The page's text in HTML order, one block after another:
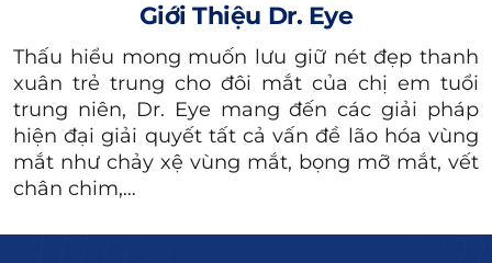
nhãn cầu, teo nhãn cầu, lác mắt,…
Lão hóa da:Quá trình lão hóa tự nhiên khiến
da ở vùng mi mắt trên nhăn nheo, chảy xệ,
xuất hiện nếp nhăn ,vết chân chim ở đuôi
mắt,… gây ra tình trạng sụp mí.
Giới Thiệu Dr. Eye
Thấu hiểu mong muốn lưu giữ nét đẹp thanh
xuân trẻ trung cho đôi mắt của chị em tuổi
trung niên, Dr. Eye mang đến các giải pháp
hiện đại giải quyết tất cả vấn đề lão hóa vùng
mắt như chảy xệ vùng mắt, bọng mỡ mắt, vết
chân chim,…